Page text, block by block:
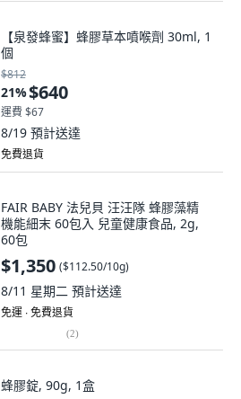
【泉發蜂蜜】蜂膠草本噴喉劑 30ml, 1
個
$812
21%$640
運費 $67
8/19 預計送達
免費退貨
FAIR BABY 法兒貝 汪汪隊 蜂膠藻精
機能細末 60包入 兒童健康食品, 2g,
60包
$1,350 ($112.50/10g)
8/11 星期二 預計送達
免運 ∙ 免費退貨
(2)
蜂膠錠, 90g, 1盒